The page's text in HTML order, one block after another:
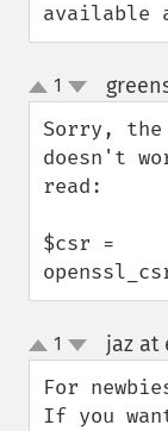
available
up
down
1
Sorry, the
doesn't
read:
$csr =
up
down
1 jaz at
For
If you